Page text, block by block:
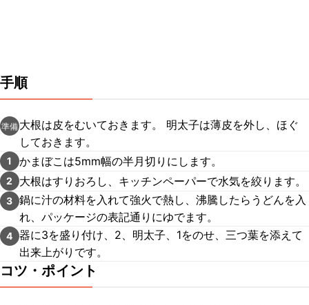
手順
準備 大根は皮をむいておきます。 明太子は薄皮を外し、ほぐ
しておきます。
1 かまぼこは5mm幅の半月切りにします。
2 大根はすりおろし、キッチンペーパーで水気を絞ります。
3 鍋に汁の材料を入れて強火で熱し、沸騰したらうどんを入
れ、パッケージの表記通りにゆでます。
4 器に3を盛り付け、2、明太子、1をのせ、三つ葉を添えて
出来上がりです。
コツ・ポイント